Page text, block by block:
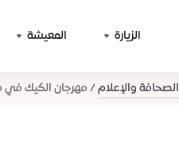
الزيارة المعيشة
الصحافة والإعلام مهرجان الكيك في